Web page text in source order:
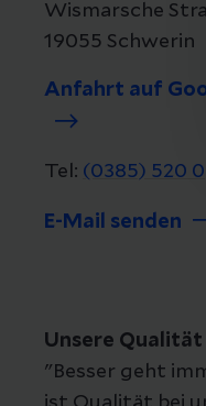
Wismarsche
19055 Schwerin
Anfahrt auf
Tel: (0385) 520 0
E-Mail senden
Unsere Qualität
"Besser geht